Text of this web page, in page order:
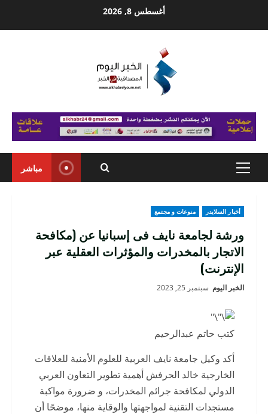
أغسطس 8, 2026
Primary
مباشر
أخبار السلايدر منوعات و مجتمع
ورشة لجامعة نايف فى إسبانيا عن (مكافحة
الاتجار بالمخدرات والمؤثرات العقلية عبر
الإنترنت)
الخبر اليوم سبتمبر 25, 2023
كتب حاتم عبدالرحيم
أكد وكيل جامعة نايف العربية للعلوم الأمنية للعلاقات
الخارجية خالد الحرفش أهمية تطوير التعاون العربي
الدولي لمكافحة جرائم المخدرات، و ضرورة مواكبة
مستجدات التقنية لمواجهتها والوقاية منها، موضحًا أن